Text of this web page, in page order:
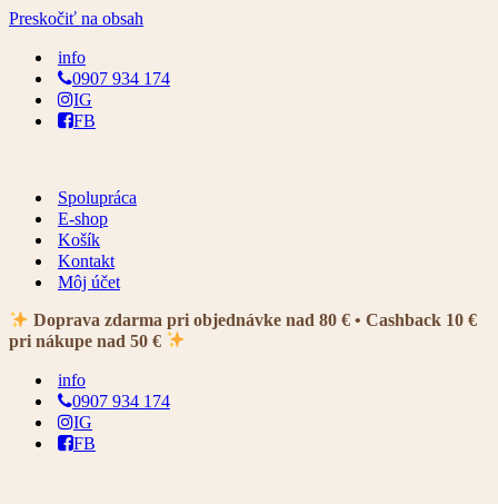
Preskočiť na obsah
info
0907 934 174
IG
FB
Spolupráca
E-shop
Košík
Kontakt
Môj účet
Doprava zdarma pri objednávke nad 80 € • Cashback 10 €
pri nákupe nad 50 €
info
0907 934 174
IG
FB